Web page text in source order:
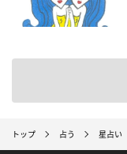
トップ 占う 星占い